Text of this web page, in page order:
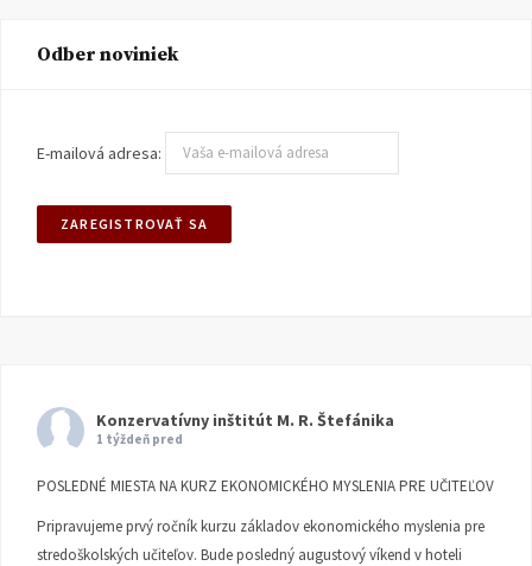
Odber noviniek
E-mailová adresa:
Konzervatívny inštitút M. R. Štefánika
1 týždeň pred
POSLEDNÉ MIESTA NA KURZ EKONOMICKÉHO MYSLENIA PRE UČITEĽOV
Pripravujeme prvý ročník kurzu základov ekonomického myslenia pre
stredoškolských učiteľov. Bude posledný augustový víkend v hoteli